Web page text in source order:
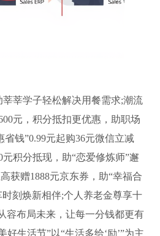
莘学子轻松解决用餐需求;潮流
元，积分抵扣更优惠，助职场
钱”0.99元起购36元微信立减
积分抵现，助“恋爱修炼师”邂
获赠1888元京东券，助“幸福合
刻焕新相伴;个人养老金尊享十
容布局未来，让每一分钱都更有
生活节”以“生活多给‘励’”为主